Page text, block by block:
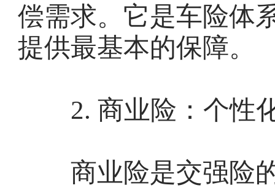
偿需求。它是车险体
提供最基本的保障。
2. 商业险：个性化
商业险是交强险的